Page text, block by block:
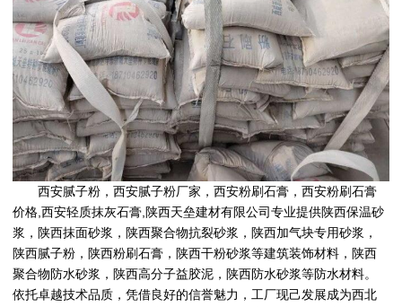
西安腻子粉 ，西安腻子粉厂家 ，西安粉刷石膏 ，西安粉刷石膏
价格 ,西安轻质抹灰石膏, 陕西天垒建材有限公司专业提供陕西保温砂
浆，陕西抹面砂浆，陕西聚合物抗裂砂浆，陕西加气块专用砂浆，
陕西腻子粉，陕西粉刷石膏，陕西干粉砂浆等建筑装饰材料，陕西
聚合物防水砂浆，陕西高分子益胶泥，陕西防水砂浆等防水材料。
依托卓越技术品质，凭借良好的信誉魅力，工厂现己发展成为西北